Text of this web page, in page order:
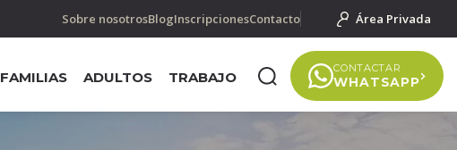
Sobre nosotrosBlogInscripcionesContacto Área Privada
FAMILIAS ADULTOS TRABAJO
CONTACTAR
WHATSAPP